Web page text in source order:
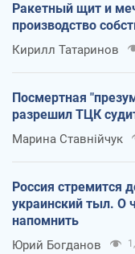
Ракетный щит и
производство
Кирилл Татаринов
Посмертная
разрешил ТЦК
Марина Ставнійчук
Россия стремится
украинский тыл. О
напомнить
Юрий Богданов